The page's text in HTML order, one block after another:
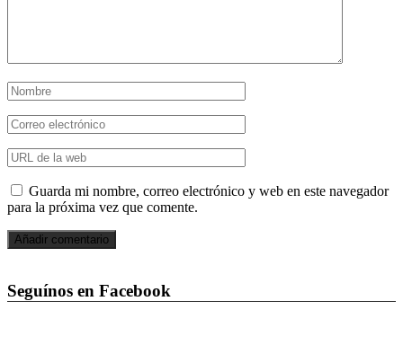
Guarda mi nombre, correo electrónico y web en este navegador
para la próxima vez que comente.
Seguínos en Facebook